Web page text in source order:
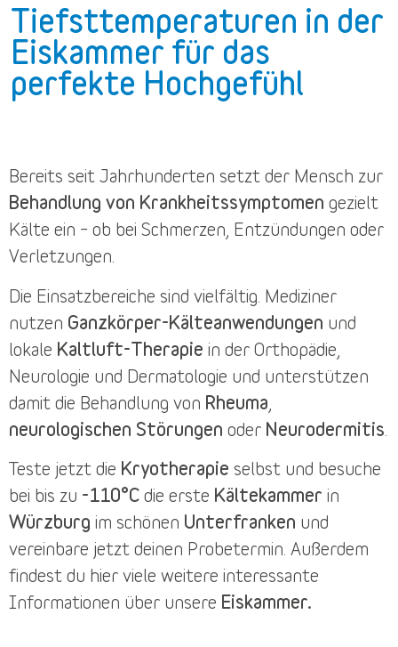
Tiefsttemperaturen in der
Eiskammer für das
perfekte Hochgefühl
Bereits seit Jahrhunderten setzt der Mensch zur
Behandlung von Krankheitssymptomen gezielt
Kälte ein – ob bei Schmerzen, Entzündungen oder
Verletzungen.
Die Einsatzbereiche sind vielfältig. Mediziner
nutzen Ganzkörper-Kälteanwendungen und
lokale Kaltluft-Therapie in der Orthopädie,
Neurologie und Dermatologie und unterstützen
damit die Behandlung von Rheuma
neurologischen Störungen oder Neurodermitis
Teste jetzt die Kryotherapie selbst und besuche
bei bis zu -110°C die erste Kältekammer in
Würzburg im schönen Unterfranken und
vereinbare jetzt deinen Probetermin . Außerdem
findest du hier viele weitere interessante
Informationen über unsere Eiskammer.